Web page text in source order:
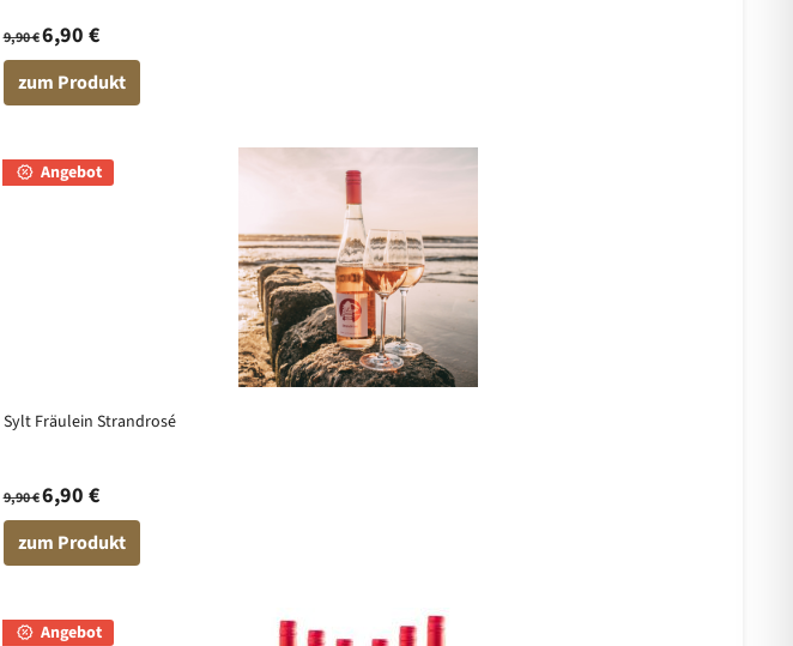
9,90 €6,90 €
zum Produkt
Angebot
Sylt Fräulein Strandrosé
9,90 €6,90 €
zum Produkt
Angebot